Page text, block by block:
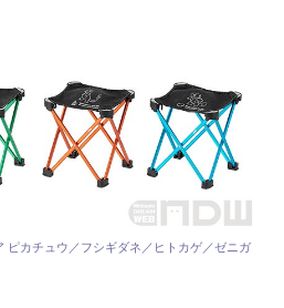
ピカチュウ／フシギダネ／ヒトカゲ／ゼニガ